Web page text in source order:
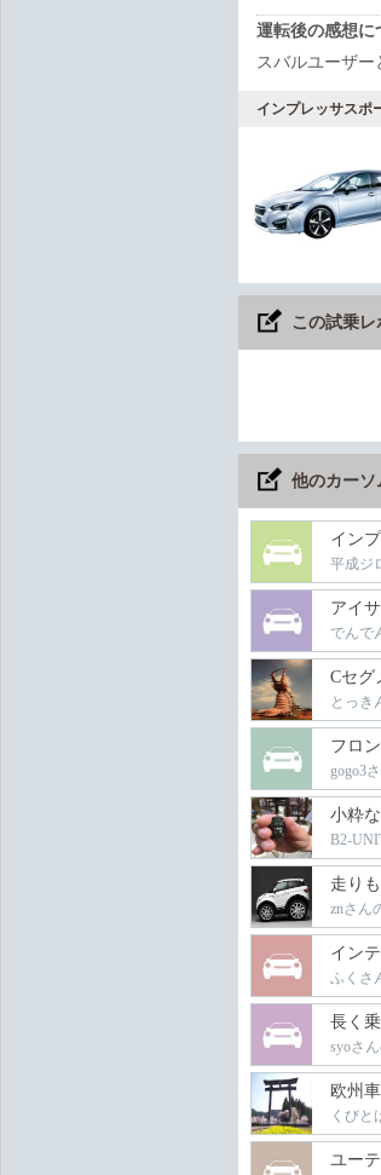
運転後の感想に
スバルユーザー
インプレッサスポ
この試乗レ
他のカーソ
イン
平成ジ
アイ
でんで
Cセグ
とっき
フロ
gogo3
小粋
B2-
走り
znさん
イン
ふくさ
長く
syoさ
欧州
くびと
ユー